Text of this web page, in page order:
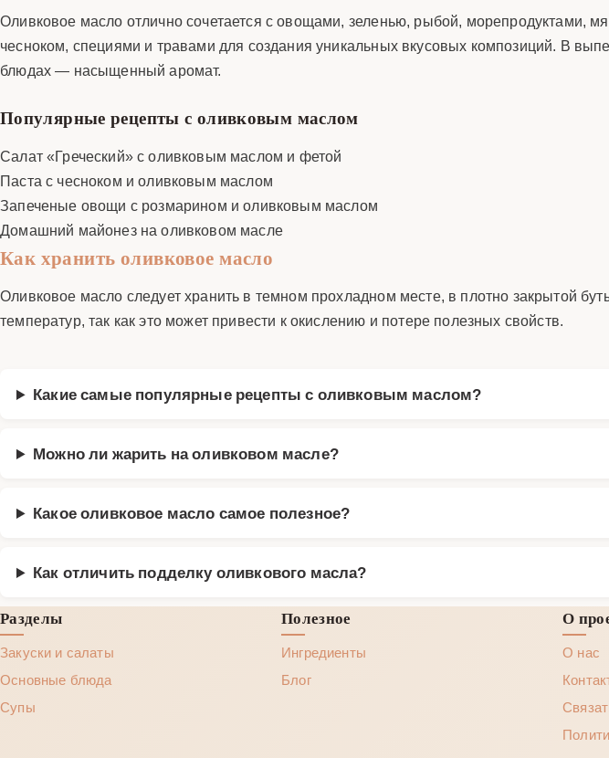
Оливковое масло отлично сочетается с овощами, зеленью, рыбой, морепродуктами,
чесноком, специями и травами для создания уникальных вкусовых композиций. В
блюдах — насыщенный аромат.
Популярные рецепты с оливковым маслом
Салат «Греческий» с оливковым маслом и фетой
Паста с чесноком и оливковым маслом
Запеченые овощи с розмарином и оливковым маслом
Домашний майонез на оливковом масле
Как хранить оливковое масло
Оливковое масло следует хранить в темном прохладном месте, в плотно закрытой
температур, так как это может привести к окислению и потере полезных свойств.
Какие самые популярные рецепты с оливковым маслом?
Можно ли жарить на оливковом масле?
Какое оливковое масло самое полезное?
Как отличить подделку оливкового масла?
Разделы
Закуски и салаты
Основные блюда
Супы
Полезное
Ингредиенты
Блог
О
О нас